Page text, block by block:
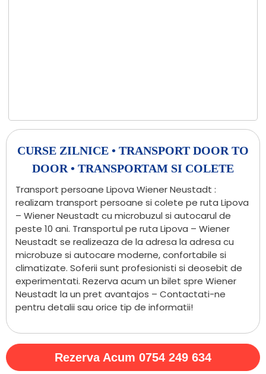
CURSE ZILNICE • TRANSPORT DOOR TO
DOOR • TRANSPORTAM SI COLETE
Transport persoane Lipova Wiener Neustadt :
realizam transport persoane si colete pe ruta Lipova
– Wiener Neustadt cu microbuzul si autocarul de
peste 10 ani. Transportul pe ruta Lipova – Wiener
Neustadt se realizeaza de la adresa la adresa cu
microbuze si autocare moderne, confortabile si
climatizate. Soferii sunt profesionisti si deosebit de
experimentati. Rezerva acum un bilet spre Wiener
Neustadt la un pret avantajos – Contactati-ne
pentru detalii sau orice tip de informatii!
Rezerva Acum 0754 249 634